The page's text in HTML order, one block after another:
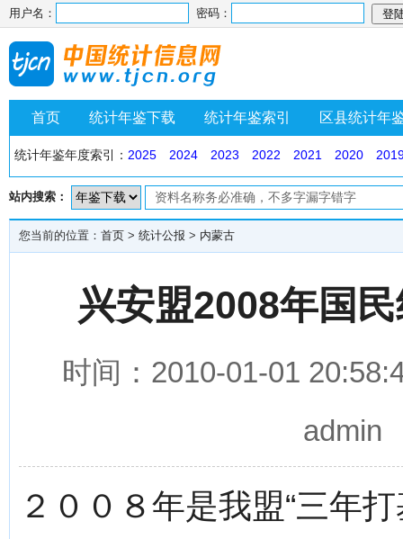
用户名： 密码：
首页 统计年鉴下载 统计年鉴索引 区县统计年
统计年鉴年度索引： 2025 2024 2023 2022 2021 2020
站内搜索：
您当前的位置： 首页 > 统计公报 > 内蒙古
兴安盟2008年国
时间：2010-01-01
admin
２００８年是我盟“三年